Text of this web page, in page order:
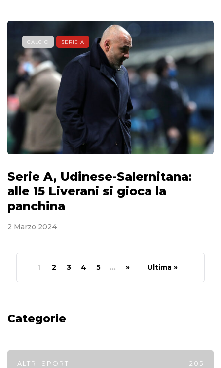
CALCIO SERIE A
Serie A, Udinese-Salernitana:
alle 15 Liverani si gioca la
panchina
2 Marzo 2024
1 2 3 4 5 ... » Ultima »
Categorie
ALTRI SPORT 205